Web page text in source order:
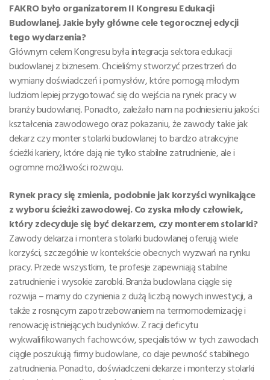
FAKRO było organizatorem II Kongresu Edukacji
Budowlanej. Jakie były główne cele tegorocznej edycji
tego wydarzenia?
Głównym celem Kongresu była integracja sektora edukacji
budowlanej z biznesem. Chcieliśmy stworzyć przestrzeń do
wymiany doświadczeń i pomysłów, które pomogą młodym
ludziom lepiej przygotować się do wejścia na rynek pracy w
branży budowlanej. Ponadto, zależało nam na podniesieniu jakości
kształcenia zawodowego oraz pokazaniu, że zawody takie jak
dekarz czy monter stolarki budowlanej to bardzo atrakcyjne
ścieżki kariery, które dają nie tylko stabilne zatrudnienie, ale i
ogromne możliwości rozwoju.
Rynek pracy się zmienia, podobnie jak korzyści wynikające
z wyboru ścieżki zawodowej. Co zyska młody człowiek,
który zdecyduje się być dekarzem, czy monterem stolarki?
Zawody dekarza i montera stolarki budowlanej oferują wiele
korzyści, szczególnie w kontekście obecnych wyzwań na rynku
pracy. Przede wszystkim, te profesje zapewniają stabilne
zatrudnienie i wysokie zarobki. Branża budowlana ciągle się
rozwija – mamy do czynienia z dużą liczbą nowych inwestycji, a
także z rosnącym zapotrzebowaniem na termomodernizację i
renowację istniejących budynków. Z racji deficytu
wykwalifikowanych fachowców, specjalistów w tych zawodach
ciągle poszukują firmy budowlane, co daje pewność stabilnego
zatrudnienia. Ponadto, doświadczeni dekarze i monterzy stolarki